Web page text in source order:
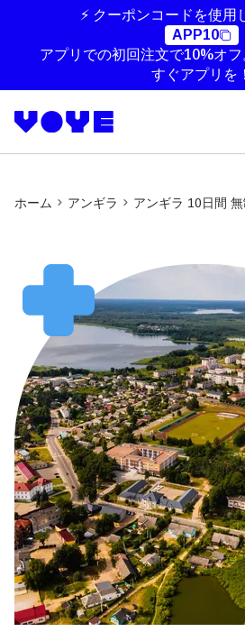
⚡ クーポンコードを使用
APP10
アプリでの初回注文で10%オフ
すぐアプリを！
ホーム アンギラ アンギラ 10日間